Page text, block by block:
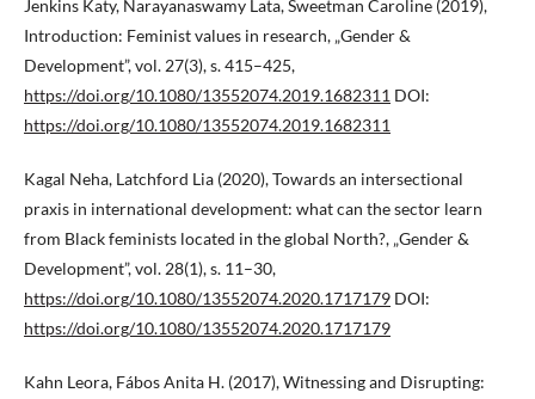
Jenkins Katy, Narayanaswamy Lata, Sweetman Caroline (2019),
Introduction: Feminist values in research, „Gender &
Development”, vol. 27(3), s. 415–425,
https://doi.org/10.1080/13552074.2019.1682311 DOI:
https://doi.org/10.1080/13552074.2019.1682311
Kagal Neha, Latchford Lia (2020), Towards an intersectional
praxis in international development: what can the sector learn
from Black feminists located in the global North?, „Gender &
Development”, vol. 28(1), s. 11–30,
https://doi.org/10.1080/13552074.2020.1717179 DOI:
https://doi.org/10.1080/13552074.2020.1717179
Kahn Leora, Fábos Anita H. (2017), Witnessing and Disrupting: